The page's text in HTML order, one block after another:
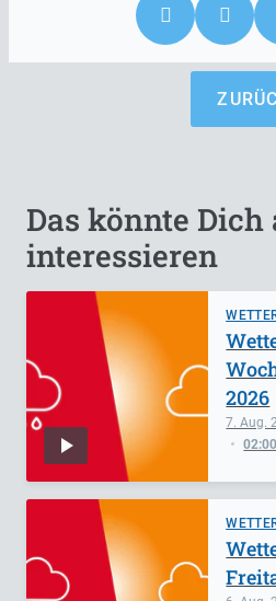
Das könnte Dich
interessieren
7. Aug.
2026